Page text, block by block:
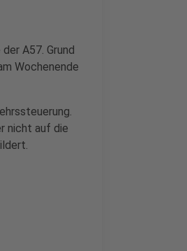
A57. Grund
Wochenende
nicht auf die